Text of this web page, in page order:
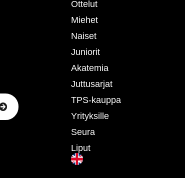
Ottelut
Miehet
Naiset
Juniorit
Akatemia
Juttusarjat
TPS-kauppa
Yrityksille
Seura
Liput